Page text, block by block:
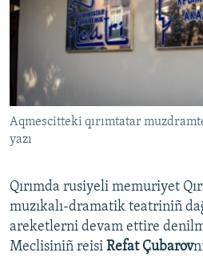
Русский
Українською
QOŞULIÑIZ!
Aqmescitteki qırımtatar
yazı
Qırımda rusiyeli memuriyet
muzıkalı-dramatik teatriniñ
areketlerni devam ettire
Meclisiniñ reisi Refat Çubarov